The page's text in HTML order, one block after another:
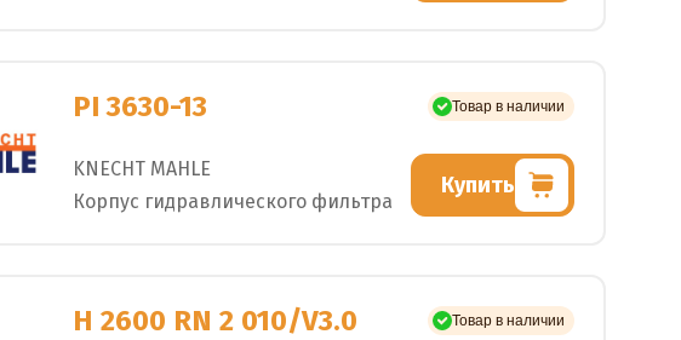
PI 3630-13 Товар в наличии
KNECHT MAHLE
Корпус гидравлического фильтра
Купить
H 2600 RN 2 010/V3.0 Товар в наличии